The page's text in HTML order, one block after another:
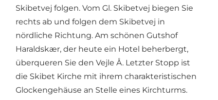
Skibetvej folgen. Vom Gl. Skibetvej biegen Sie
rechts ab und folgen dem Skibetvej in
nördliche Richtung. Am schönen Gutshof
Haraldskær, der heute ein Hotel beherbergt,
überqueren Sie den Vejle Å. Letzter Stopp ist
die Skibet Kirche mit ihrem charakteristischen
Glockengehäuse an Stelle eines Kirchturms.